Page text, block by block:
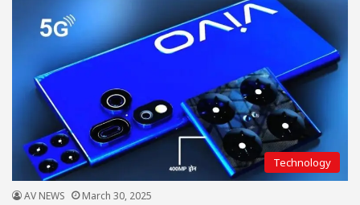
Technology
AV NEWS March 30, 2025